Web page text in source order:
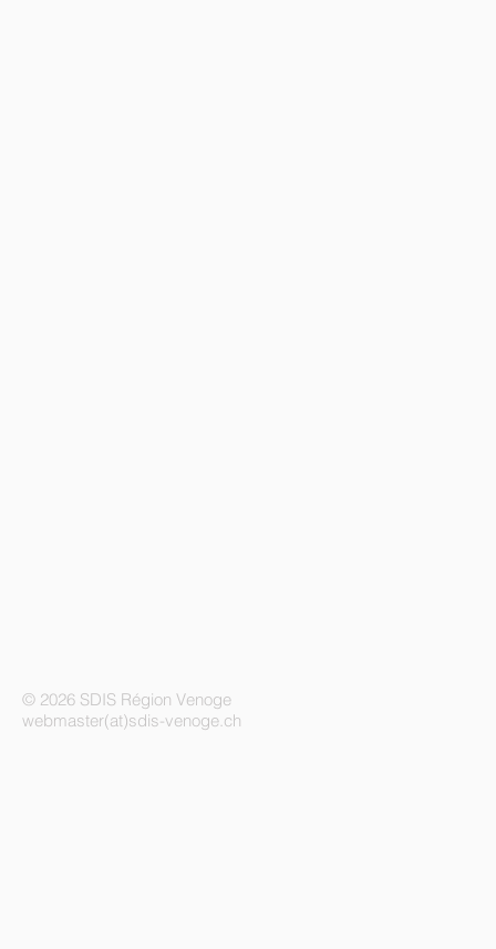
© 2026 SDIS Région Venoge
webmaster(at)sdis-venoge.ch